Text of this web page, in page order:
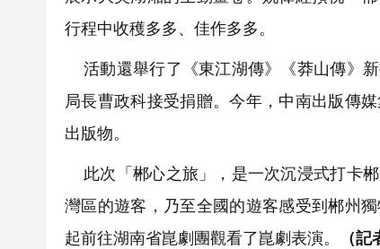
行程中收穫多多、佳作多多。
活動還舉行了《東江湖傳》《莽山傳》
局長曹政科接受捐贈。今年，中南出版傳
出版物。
此次「郴心之旅」，是一次沉浸式打卡
灣區的遊客，乃至全國的遊客感受到郴州
起前往湖南省崑劇團觀看了崑劇表演。
（